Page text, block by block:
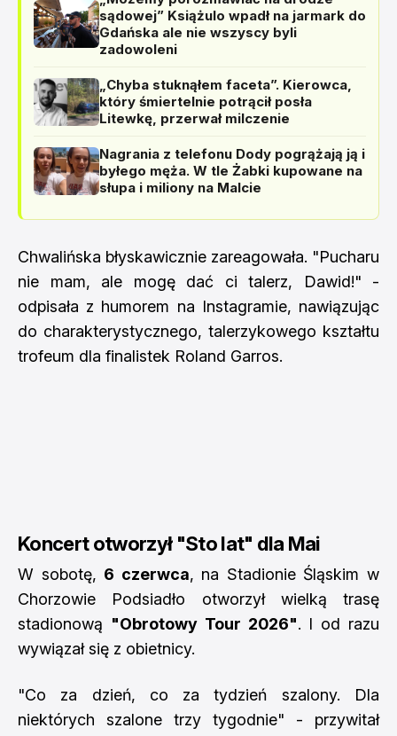
sądowej” Książulo wpadł na jarmark do
Gdańska ale nie wszyscy byli
zadowoleni
„Chyba stuknąłem faceta”. Kierowca,
który śmiertelnie potrącił posła
Litewkę, przerwał milczenie
Nagrania z telefonu Dody pogrążają ją i
byłego męża. W tle Żabki kupowane na
słupa i miliony na Malcie
Chwalińska błyskawicznie zareagowała. "Pucharu
nie mam, ale mogę dać ci talerz, Dawid!" -
odpisała z humorem na Instagramie, nawiązując
do charakterystycznego, talerzykowego kształtu
trofeum dla finalistek Roland Garros.
Koncert otworzył "Sto lat" dla Mai
W sobotę, 6 czerwca, na Stadionie Śląskim w
Chorzowie Podsiadło otworzył wielką trasę
stadionową "Obrotowy Tour 2026". I od razu
wywiązał się z obietnicy.
"Co za dzień, co za tydzień szalony. Dla
niektórych szalone trzy tygodnie" - przywitał